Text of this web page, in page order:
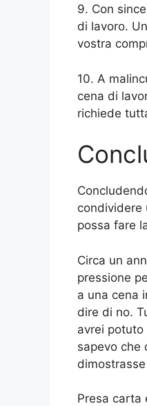
9. Con
di lavoro.
vostra
10. A
cena di
richiede
condividere
possa fare
Circa un
pressione
a una cena
dire di no.
avrei
sapevo che
Presa carta